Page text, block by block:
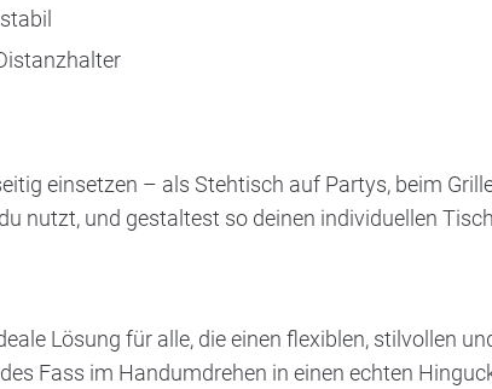
einsetzen – als Stehtisch auf Partys, beim
nutzt, und gestaltest so deinen individuellen
Lösung für alle, die einen flexiblen, stilvollen
Fass im Handumdrehen in einen echten